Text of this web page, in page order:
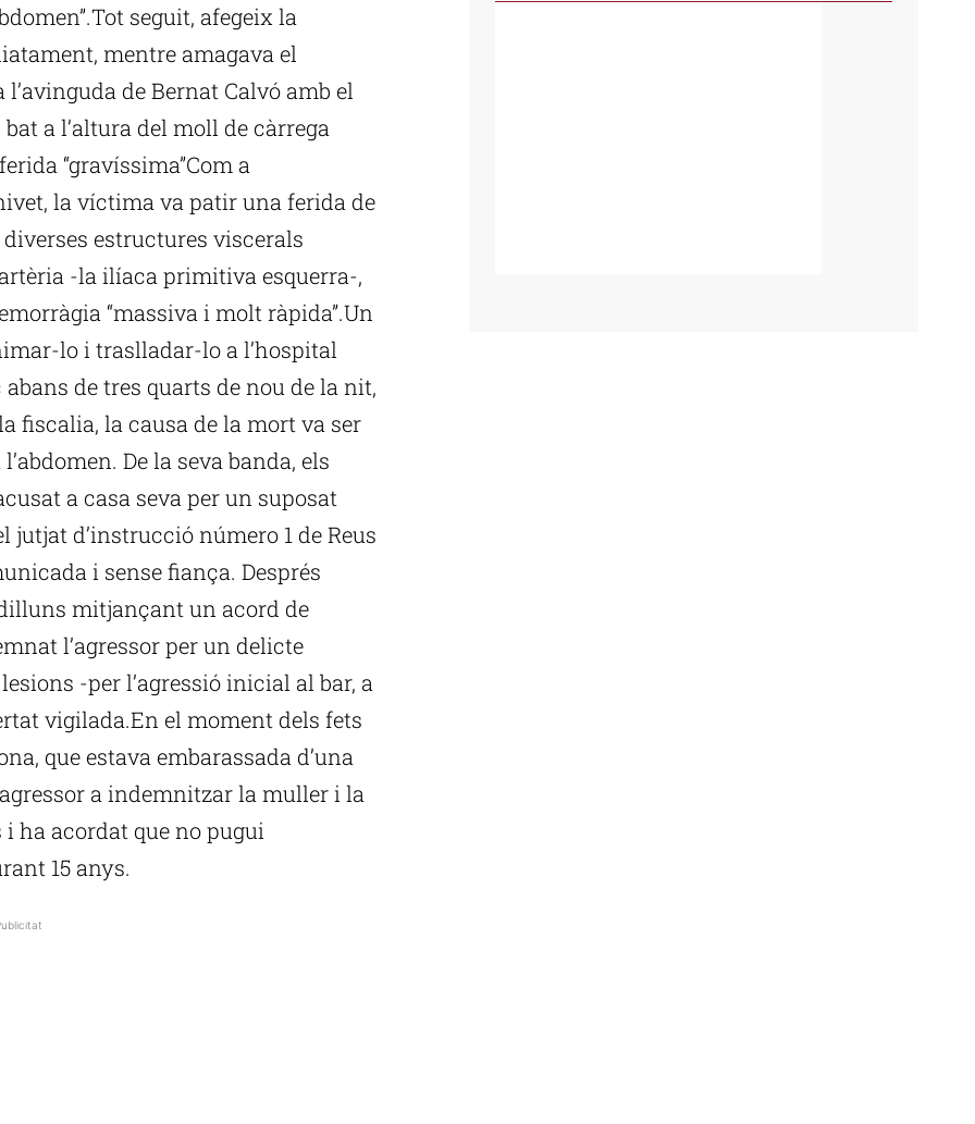
seguit, afegeix la
mentre amagava el
de Bernat Calvó amb el
a l’altura del moll de càrrega
“gravíssima”Com a
la víctima va patir una ferida de
estructures viscerals
-la ilíaca primitiva esquerra-,
“massiva i molt ràpida”.Un
lo i traslladar-lo a l’hospital
de tres quarts de nou de la nit,
fiscalia, la causa de la mort va ser
De la seva banda, els
a casa seva per un suposat
jutjat d’instrucció número 1 de Reus
i sense fiança. Després
mitjançant un acord de
l’agressor per un delicte
-per l’agressió inicial al bar, a
vigilada.En el moment dels fets
que estava embarassada d’una
a indemnitzar la muller i la
ha acordat que no pugui
15 anys.